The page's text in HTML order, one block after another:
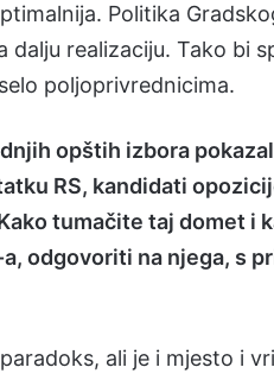
Politika
dalju realizaciju. Tako bi
poljoprivrednicima.
opštih izbora
RS, kandidati
tumačite taj domet i
a, odgovoriti na njega, s
ali je i mjesto i